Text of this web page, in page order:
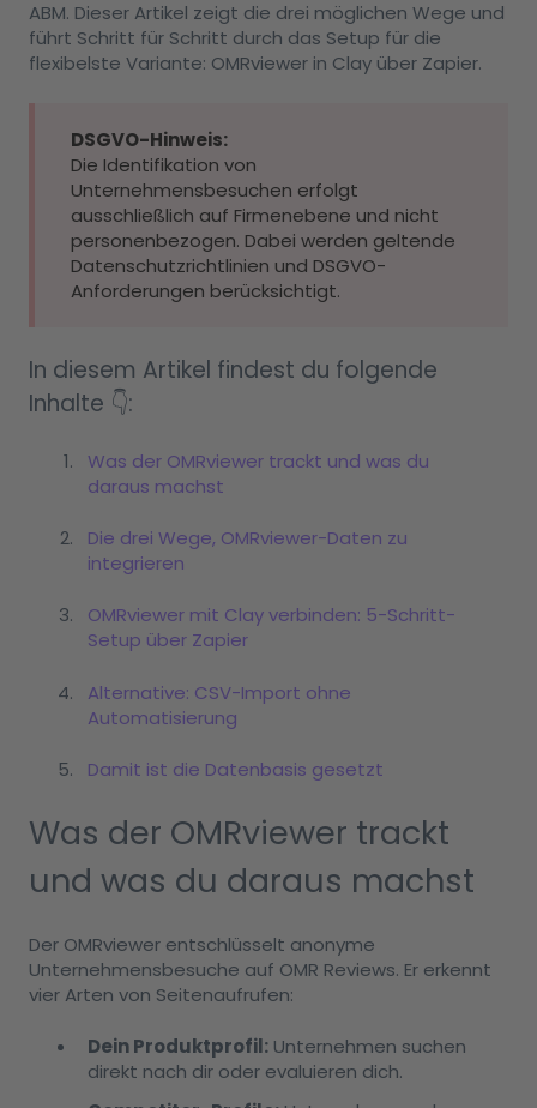
ABM. Dieser Artikel zeigt die drei möglichen Wege und
führt Schritt für Schritt durch das Setup für die
flexibelste Variante: OMRviewer in Clay über Zapier.
DSGVO-Hinweis:
Die Identifikation von
Unternehmensbesuchen erfolgt
ausschließlich auf Firmenebene und nicht
personenbezogen. Dabei werden geltende
Datenschutzrichtlinien und DSGVO-
Anforderungen berücksichtigt.
In diesem Artikel findest du folgende
Inhalte 👇:
Was der OMRviewer trackt und was du
daraus machst
Die drei Wege, OMRviewer-Daten zu
integrieren
OMRviewer mit Clay verbinden: 5-Schritt-
Setup über Zapier
Alternative: CSV-Import ohne
Automatisierung
Damit ist die Datenbasis gesetzt
Was der OMRviewer trackt
und was du daraus machst
Der OMRviewer entschlüsselt anonyme
Unternehmensbesuche auf OMR Reviews. Er erkennt
vier Arten von Seitenaufrufen:
Dein Produktprofil: Unternehmen suchen
direkt nach dir oder evaluieren dich.